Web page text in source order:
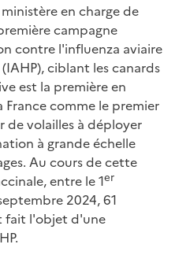
en charge de
campagne
contre l'influenza aviaire
ciblant les canards
est la première en
comme le premier
de volailles à déployer
à grande échelle
Au cours de cette
entre le 1er
2024, 61
fait l'objet d'une